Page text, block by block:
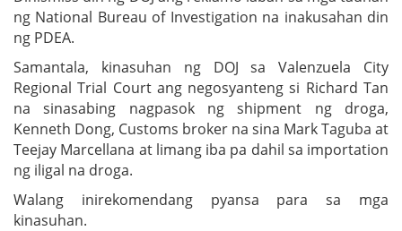
ng National Bureau of Investigation na inakusahan din
ng PDEA.
Samantala, kinasuhan ng DOJ sa Valenzuela City
Regional Trial Court ang negosyanteng si Richard Tan
na sinasabing nagpasok ng shipment ng droga,
Kenneth Dong, Customs broker na sina Mark Taguba at
Teejay Marcellana at limang iba pa dahil sa importation
ng iligal na droga.
Walang inirekomendang pyansa para sa mga
kinasuhan.